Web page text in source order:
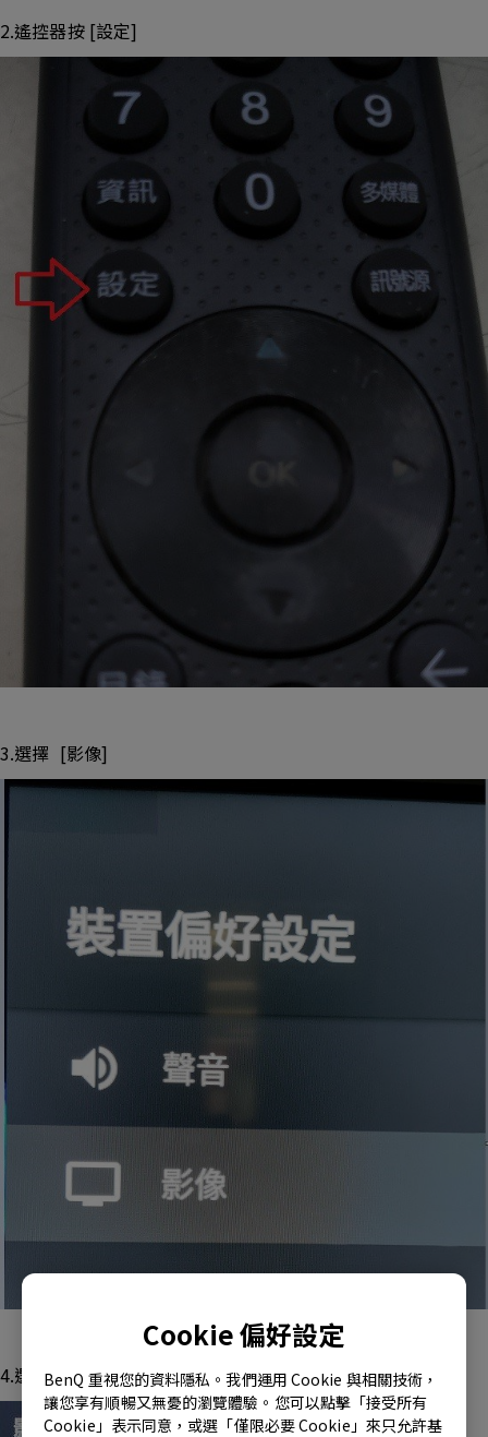
Cookie 偏好設定
BenQ 重視您的資料隱私。我們運用 Cookie 與相關技術，
讓您享有順暢又無憂的瀏覽體驗。您可以點擊「接受所有
Cookie」表示同意，或選「僅限必要 Cookie」來只允許基
2.遙控器按 [設定]
3.選擇 [影像]
4.選擇 [重設為預設值]